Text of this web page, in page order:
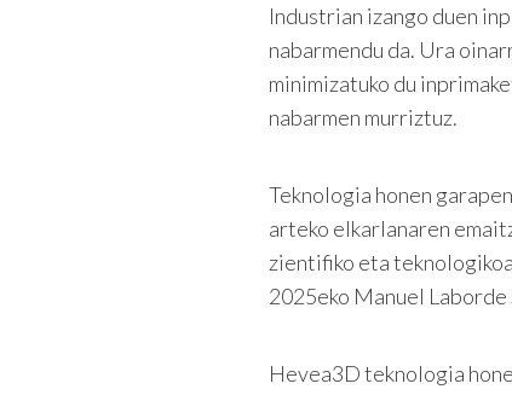
Industrian izango duen
nabarmendu da. Ura
minimizatuko du
nabarmen murriztuz.
Teknologia honen
arteko elkarlanaren
zientifiko eta
2025eko Manuel
Hevea3D teknologia